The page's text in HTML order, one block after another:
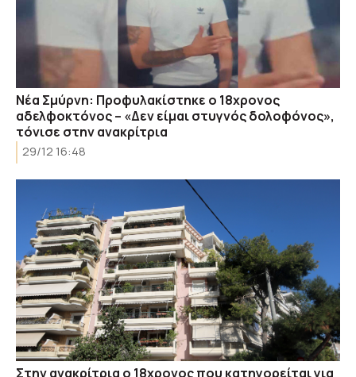
Νέα Σμύρνη: Προφυλακίστηκε ο 18χρονος
αδελφοκτόνος – «Δεν είμαι στυγνός δολοφόνος»,
τόνισε στην ανακρίτρια
29/12 16:48
Στην ανακρίτρια ο 18χρονος που κατηγορείται για